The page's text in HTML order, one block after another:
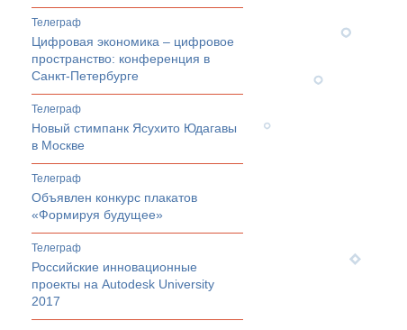
телеграф
Цифровая экономика – цифровое
пространство: конференция в
Санкт-Петербурге
телеграф
Новый стимпанк Ясухито Юдагавы
в Москве
телеграф
Объявлен конкурс плакатов
«Формируя будущее»
телеграф
Российские инновационные
проекты на Autodesk University
2017